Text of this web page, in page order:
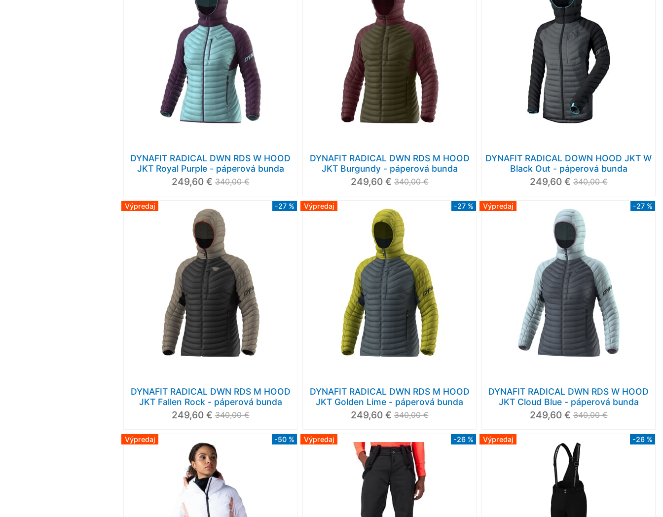
DYNAFIT RADICAL DWN RDS W HOOD
JKT Royal Purple - páperová bunda
249,60 € 340,00 €
DYNAFIT RADICAL DWN RDS M HOOD
JKT Burgundy - páperová bunda
249,60 € 340,00 €
DYNAFIT RADICAL DOWN HOOD JKT W
Black Out - páperová bunda
249,60 € 340,00 €
Výpredaj -27 %
DYNAFIT RADICAL DWN RDS M HOOD
JKT Fallen Rock - páperová bunda
249,60 € 340,00 €
Výpredaj -27 %
DYNAFIT RADICAL DWN RDS M HOOD
JKT Golden Lime - páperová bunda
249,60 € 340,00 €
Výpredaj -27 %
DYNAFIT RADICAL DWN RDS W HOOD
JKT Cloud Blue - páperová bunda
249,60 € 340,00 €
Výpredaj -50 % Výpredaj -26 % Výpredaj -26 %